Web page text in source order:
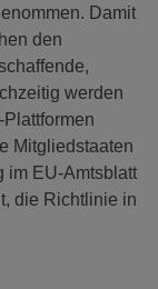
Damit
den
werden
Mitgliedstaaten
im EU-Amtsblatt
die Richtlinie in